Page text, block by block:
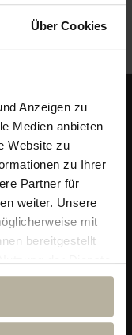
Über Cookies
Anzeigen zu
Medien anbieten
Website zu
zu Ihrer
Partner für
weiter. Unsere
mit
bereitgestellt
Royal